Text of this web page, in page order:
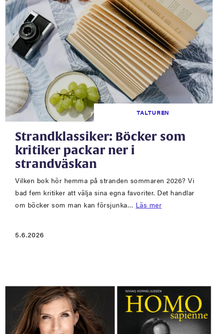
TALTUREN
Strandklassiker: Böcker som
kritiker packar ner i
strandväskan
Vilken bok hör hemma på stranden sommaren 2026? Vi
bad fem kritiker att välja sina egna favoriter. Det handlar
om böcker som man kan försjunka… Läs mer
5.6.2026